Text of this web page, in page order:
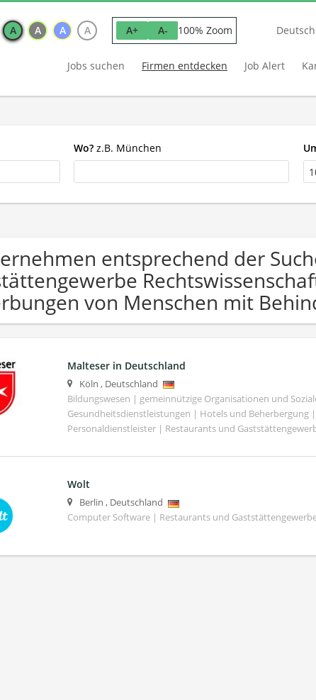
A A A A A+ A- 100% Zoom
Jobs suchen Firmen entdecken Job Alert
Wo? z.B. München
entsprechend der
von Menschen mit
Malteser in Deutschland
Köln , Deutschland
Bildungswesen | gemeinnützige Organisationen und
Gesundheitsdienstleistungen | Hotels und Beherbergung
Personaldienstleister | Restaurants und
Wolt
Berlin , Deutschland
Computer Software | Restaurants und